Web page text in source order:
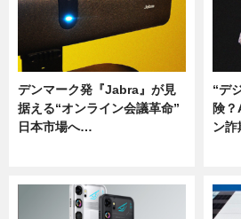
デンマーク発『Jabra』が見
据える“オンライン会議革命”
日本市場へ…
“デ
険
ン